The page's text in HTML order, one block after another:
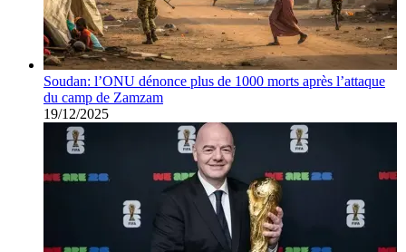
Soudan: l’ONU dénonce plus de 1000 morts après l’attaque
du camp de Zamzam
19/12/2025